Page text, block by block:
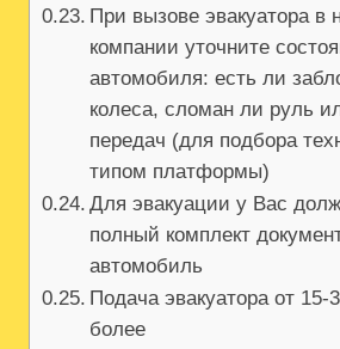
При вызове эвакуатора в
компании уточните
автомобиля: есть ли
колеса, сломан ли руль
передач (для подбора
типом платформы)
Для эвакуации у Вас
полный комплект
автомобиль
Подача эвакуатора от 15-
более